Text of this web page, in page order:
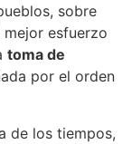
sobre
esfuerzo
toma de
por el orden
de los tiempos,